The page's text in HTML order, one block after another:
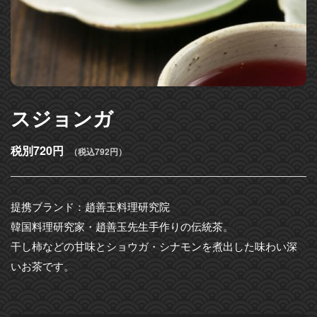
スジョンガ
税別720円 （税込792円）
提携ブランド：趙善玉料理研究院
韓国料理研究家・趙善玉先生手作りの伝統茶。
干し柿などの甘味とショウガ・シナモンを煮出した味わい深
いお茶です。